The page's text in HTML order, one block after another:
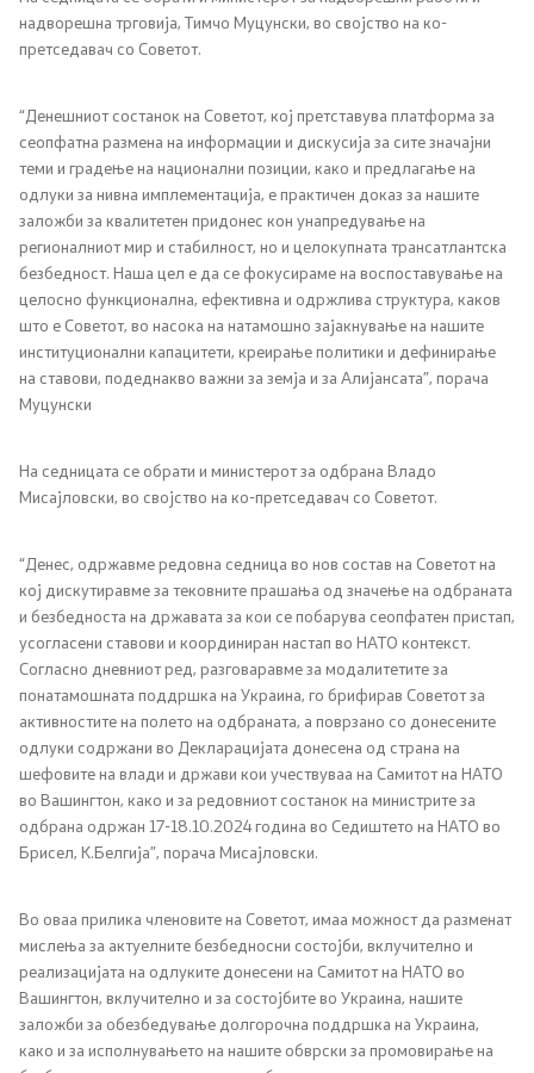
Регулатива
Отворени податоци
Контакт
Контакт
Изјава за пристапност
надворешна трговија, Тимчо Муцунски, во својство на ко-
претседавач со Советот.
“Денешниот состанок на Советот, кој претставува платформа за
сеопфатна размена на информации и дискусија за сите значајни
теми и градење на национални позиции, како и предлагање на
одлуки за нивна имплементација, е практичен доказ за нашите
заложби за квалитетен придонес кон унапредување на
регионалниот мир и стабилност, но и целокупната трансатлантска
безбедност. Наша цел е да се фокусираме на воспоставување на
целосно функционална, ефективна и одржлива структура, каков
што е Советот, во насока на натамошно зајакнување на нашите
институционални капацитети, креирање политики и дефинирање
на ставови, подеднакво важни за земја и за Алијансата”, порача
Муцунски
На седницата се обрати и министерот за одбрана Владо
Мисајловски, во својство на ко-претседавач со Советот.
“Денес, одржавме редовна седница во нов состав на Советот на
кој дискутиравме за тековните прашања од значење на одбраната
и безбедноста на државата за кои се побарува сеопфатен пристап,
усогласени ставови и координиран настап во НАТО контекст.
Согласно дневниот ред, разговаравме за модалитетите за
понатамошната поддршка на Украина, го брифирав Советот за
активностите на полето на одбраната, а поврзано со донесените
одлуки содржани во Декларацијата донесена од страна на
шефовите на влади и држави кои учествуваа на Самитот на НАТО
во Вашингтон, како и за редовниот состанок на министрите за
одбрана одржан 17-18.10.2024 година во Седиштето на НАТО во
Брисел, К.Белгија”, порача Мисајловски.
Во оваа прилика членовите на Советот, имаа можност да разменат
мислења за актуелните безбедносни состојби, вклучително и
реализацијата на одлуките донесени на Самитот на НАТО во
Вашингтон, вклучително и за состојбите во Украина, нашите
заложби за обезбедување долгорочна поддршка на Украина,
како и за исполнувањето на нашите обврски за промовирање на